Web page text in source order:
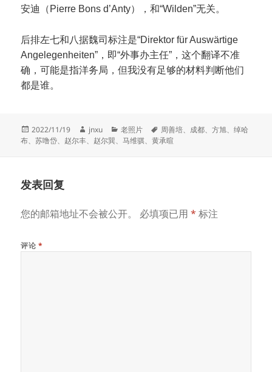
安迪（Pierre Bons d’Anty），和“Wilden”无关。
后排左七和八据魏司标注是“Direktor für Auswärtige
Angelegenheiten”，即“外事办主任”，这个翻译不准
确，可能是指洋务局，但我没有足够的材料判断他们
都是谁。
发
布
2022/11/19
作
者
jnxu
分
类
老照片
标
签
周善培、 成都、方旭、绰哈
布、苏噜岱、 赵尔丰、 赵尔巽、马维骐、黄承暄
发表回复
您的邮箱地址不会被公开。 必填项已用* 标注
评论 *